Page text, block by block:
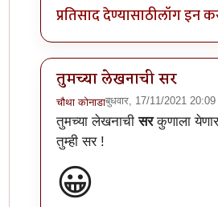
प्रतिसाद देण्यासाठीलॉग इन
तुमच्या लेखनाची सर
चौथा कोनाडाबुधवार, 17/11/2021 20:09
In reply toअस्सल मोहाची
तुमच्या लेखनाचीसरकुणाला
तुम्ही सर !
😀